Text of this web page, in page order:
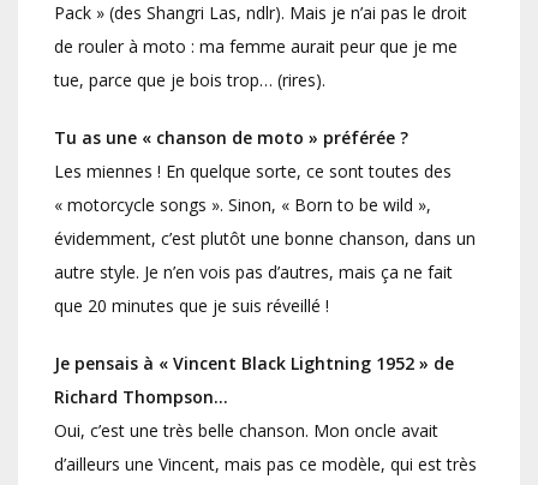
Pack » (des Shangri Las, ndlr). Mais je n’ai pas le droit
de rouler à moto : ma femme aurait peur que je me
tue, parce que je bois trop… (rires).
Tu as une « chanson de moto » préférée ?
Les miennes ! En quelque sorte, ce sont toutes des
« motorcycle songs ». Sinon, « Born to be wild »,
évidemment, c’est plutôt une bonne chanson, dans un
autre style. Je n’en vois pas d’autres, mais ça ne fait
que 20 minutes que je suis réveillé !
Je pensais à « Vincent Black Lightning 1952 » de
Richard Thompson…
Oui, c’est une très belle chanson. Mon oncle avait
d’ailleurs une Vincent, mais pas ce modèle, qui est très